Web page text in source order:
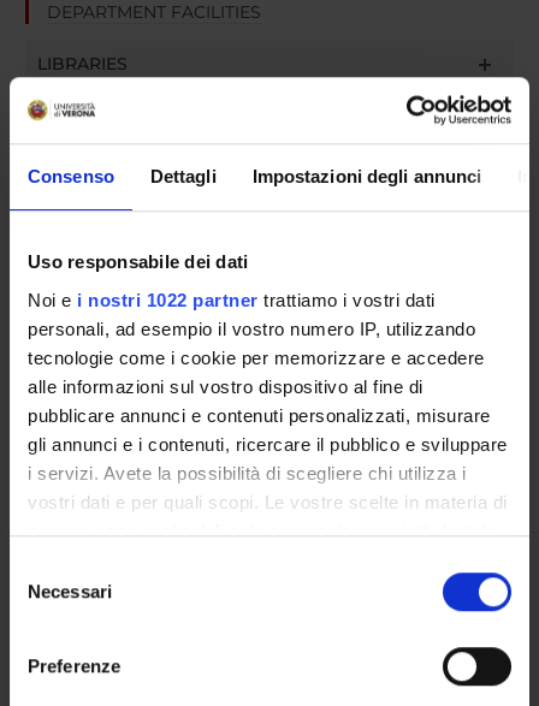
Consenso Dettagli Impostazioni degli annunci
Uso responsabile dei dati
Noi e i nostri 1022 partner trattiamo i vostri dati
personali, ad esempio il vostro numero IP, utilizzando
tecnologie come i cookie per memorizzare e accedere
alle informazioni sul vostro dispositivo al fine di
pubblicare annunci e contenuti personalizzati, misurare
gli annunci e i contenuti, ricercare il pubblico e sviluppare
i servizi. Avete la possibilità di scegliere chi utilizza i
vostri dati e per quali scopi. Le vostre scelte in materia di
privacy sono applicabili solo su questa proprietà digitale
modificare o revocare il proprio consenso in qualsiasi
momento dalla Dichiarazione sui cookie o facendo clic
delNecessari
Preferenze
DEPARTMENT FACILITIES
LIBRARIES
CENTRI
LABORATORIES AND RESEARCH CENTRES
People
Places
Calendar